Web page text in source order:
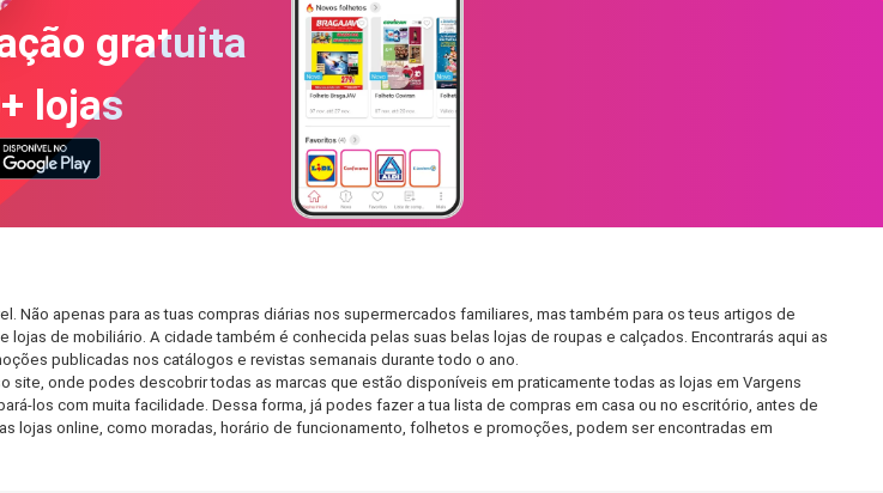
gratuita
lojas
apenas para as tuas compras diárias nos supermercados familiares, mas também para os teus artigos de
de mobiliário. A cidade também é conhecida pelas suas belas lojas de roupas e calçados. Encontrarás aqui as
publicadas nos catálogos e revistas semanais durante todo o ano.
onde podes descobrir todas as marcas que estão disponíveis em praticamente todas as lojas em Vargens
los com muita facilidade. Dessa forma, já podes fazer a tua lista de compras em casa ou no escritório, antes de
lojas online, como moradas, horário de funcionamento, folhetos e promoções, podem ser encontradas em